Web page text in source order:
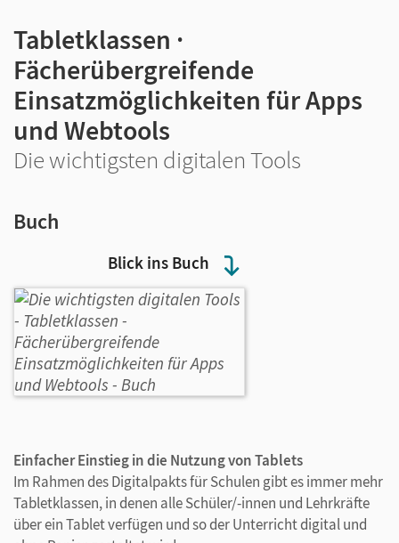
Blick ins Buch
Tabletklassen ·
Fächerübergreifende
Einsatzmöglichkeiten für Apps
und Webtools
Die wichtigsten digitalen Tools
Buch
Einfacher Einstieg in die Nutzung von Tablets
Im Rahmen des Digitalpakts für Schulen gibt es immer mehr
Tabletklassen, in denen alle Schüler/-innen und Lehrkräfte
über ein Tablet verfügen und so der Unterricht digital und